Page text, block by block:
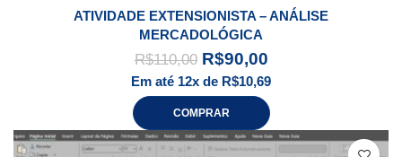
ATIVIDADE EXTENSIONISTA – ANÁLISE
MERCADOLÓGICA
R$110,00 R$90,00
Em até 12x de R$10,69
COMPRAR